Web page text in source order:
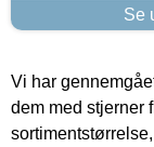
Se
Vi har
dem med stjerner